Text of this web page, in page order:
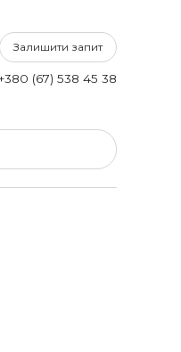
Залишити запит
(67) 538 45 38